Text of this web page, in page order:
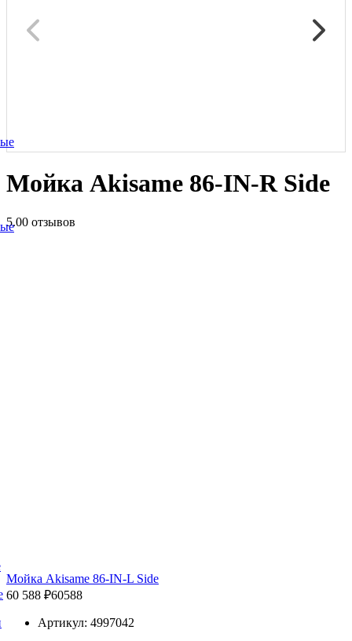
Мойка Akisame 86-IN-R Side
5.00 отзывов
Мойка Akisame 86-IN-L Side
60 588 ₽60588
Артикул: 4997042